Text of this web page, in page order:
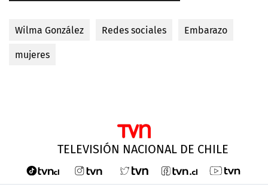
Wilma González Redes sociales
Embarazo
mujeres
TELEVISIÓN NACIONAL DE CHILE